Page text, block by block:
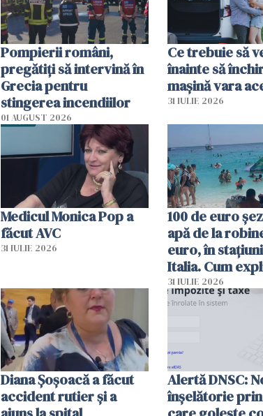
Pompierii români,
pregătiţi să intervină în
Grecia pentru
stingerea incendiilor
01 AUGUST 2026
Ce trebuie să
înainte să
mașină vara
31 IULIE 2026
Medicul Monica Pop a
făcut AVC
31 IULIE 2026
100 de euro
apă de la
euro, în
Italia. Cum
autoritățile
31 IULIE 2026
Diana Șoșoacă a făcut
accident rutier și a
Alertă DNSC:
înșelătorie prin